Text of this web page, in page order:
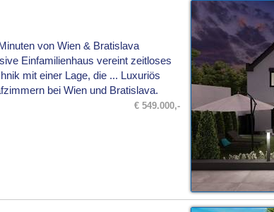
von Wien & Bratislava
Einfamilienhaus vereint zeitloses
mit einer Lage, die ... Luxuriös
bei Wien und Bratislava.
€ 549.000,-